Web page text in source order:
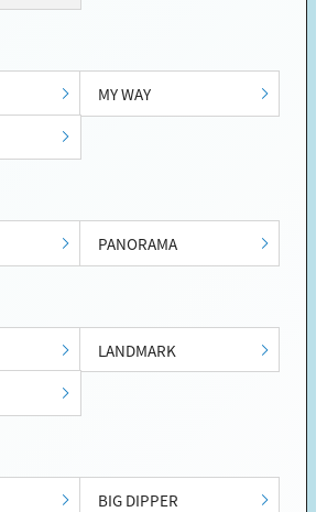
MY WAY
PANORAMA
LANDMARK
BIG DIPPER